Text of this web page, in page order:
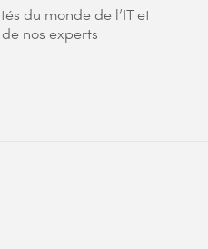
du monde de l’IT et
nos experts